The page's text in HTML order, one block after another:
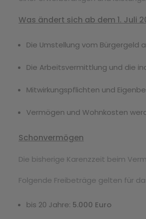
Was ändert sich ab dem 1. Juli
Die Umstellung vom
Die Arbeitsvermittlung und die
Mitwirkungspflichten und
Vermögen und Wohnkosten
Schonvermögen
Die bisherige Karenzzeit beim
Folgende Freibeträge gelten für
bis 20 Jahre: 5.000 Euro